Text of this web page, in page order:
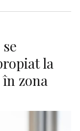
la
zona